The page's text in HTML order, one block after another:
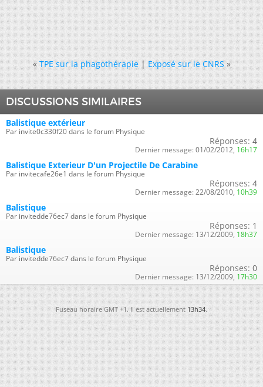
« TPE sur la phagothérapie|Exposé sur le CNRS »
DISCUSSIONS SIMILAIRES
Balistique extérieur
Par invite0c330f20 dans le forum Physique
Réponses: 4
Dernier message: 01/02/2012, 16h17
Balistique Exterieur D'un Projectile De Carabine
Par invitecafe26e1 dans le forum Physique
Réponses: 4
Dernier message: 22/08/2010, 10h39
Balistique
Par invitedde76ec7 dans le forum Physique
Réponses: 1
Dernier message: 13/12/2009, 18h37
Balistique
Par invitedde76ec7 dans le forum Physique
Réponses: 0
Dernier message: 13/12/2009, 17h30
Fuseau horaire GMT +1. Il est actuellement13h34.